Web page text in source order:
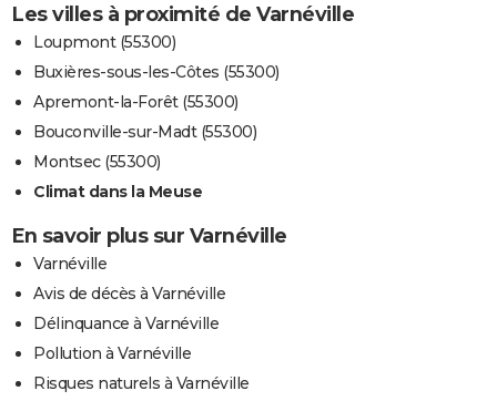
Les villes à proximité de Varnéville
Loupmont (55300)
Buxières-sous-les-Côtes (55300)
Apremont-la-Forêt (55300)
Bouconville-sur-Madt (55300)
Montsec (55300)
Climat dans la Meuse
En savoir plus sur Varnéville
Varnéville
Avis de décès à Varnéville
Délinquance à Varnéville
Pollution à Varnéville
Risques naturels à Varnéville